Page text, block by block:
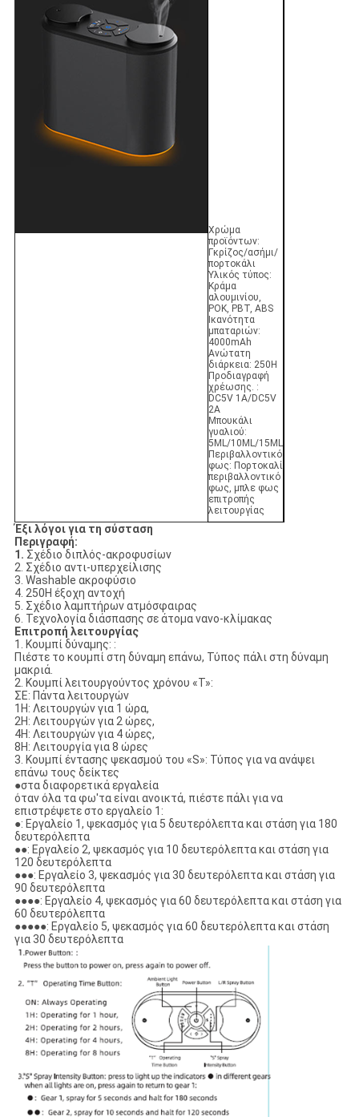
Χρώμα
προϊόντων:
Γκρίζος/ασήμι/
πορτοκάλι
Υλικός τύπος:
Κράμα
αλουμινίου,
POK, PBT, ABS
Ικανότητα
μπαταριών:
4000mAh
Ανώτατη
διάρκεια: 250H
Προδιαγραφή
χρέωσης. :
DC5V 1A/DC5V
2A
Μπουκάλι
γυαλιού:
5ML/10ML/15ML
Περιβαλλοντικό
φως: Πορτοκαλί
περιβαλλοντικό
φως, μπλε φως
επιτροπής
λειτουργίας
Έξι λόγοι για τη σύσταση
Περιγραφή:
1. Σχέδιο διπλός-ακροφυσίων
2. Σχέδιο αντι-υπερχείλισης
3. Washable ακροφύσιο
4. 250H έξοχη αντοχή
5. Σχέδιο λαμπτήρων ατμόσφαιρας
6. Τεχνολογία διάσπασης σε άτομα νανο-κλίμακας
Επιτροπή λειτουργίας
1. Κουμπί δύναμης: :
Πιέστε το κουμπί στη δύναμη επάνω, Τύπος πάλι στη δύναμη
μακριά.
2. Κουμπί λειτουργούντος χρόνου «Τ»:
ΣΕ: Πάντα λειτουργών
1H: Λειτουργών για 1 ώρα,
2H: Λειτουργών για 2 ώρες,
4H: Λειτουργών για 4 ώρες,
8H: Λειτουργία για 8 ώρες
3. Κουμπί έντασης ψεκασμού του «S»: Τύπος για να ανάψει
επάνω τους δείκτες
●στα διαφορετικά εργαλεία
όταν όλα τα φω'τα είναι ανοικτά, πιέστε πάλι για να
επιστρέψετε στο εργαλείο 1:
●: Εργαλείο 1, ψεκασμός για 5 δευτερόλεπτα και στάση για 180
δευτερόλεπτα
●●: Εργαλείο 2, ψεκασμός για 10 δευτερόλεπτα και στάση για
120 δευτερόλεπτα
●●●: Εργαλείο 3, ψεκασμός για 30 δευτερόλεπτα και στάση για
90 δευτερόλεπτα
●●●●: Εργαλείο 4, ψεκασμός για 60 δευτερόλεπτα και στάση για
60 δευτερόλεπτα
●●●●●: Εργαλείο 5, ψεκασμός για 60 δευτερόλεπτα και στάση
για 30 δευτερόλεπτα